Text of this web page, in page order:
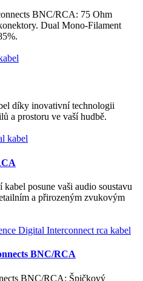
BNC/RCA: 75 Ohm
Dual Mono-Filament
díky inovativní technologii
a prostoru ve vaší hudbě.
posune vaši audio soustavu
a přirozeným zvukovým
BNC/RCA
BNC/RCA: Špičkový